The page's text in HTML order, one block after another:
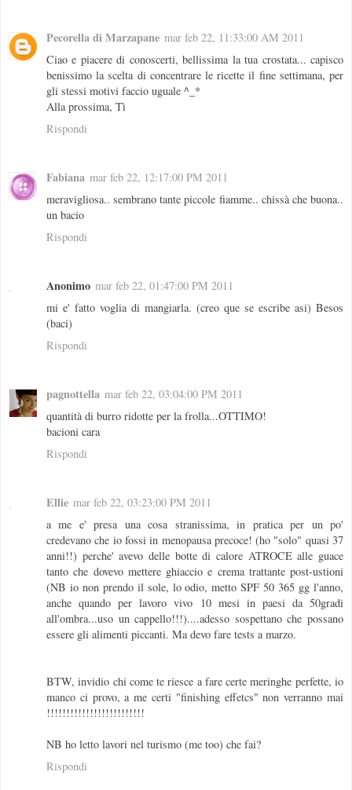
Pecorella di Marzapane mar feb 22, 11:33:00 AM 2011
Ciao e piacere di conoscerti, bellissima la tua crostata... capisco
benissimo la scelta di concentrare le ricette il fine settimana, per
gli stessi motivi faccio uguale ^_*
Alla prossima, Tì
Rispondi
Fabiana mar feb 22, 12:17:00 PM 2011
meravigliosa.. sembrano tante piccole fiamme.. chissà che buona..
un bacio
Rispondi
Anonimo mar feb 22, 01:47:00 PM 2011
mi e' fatto voglia di mangiarla. (creo que se escribe asi) Besos
(baci)
Rispondi
pagnottella mar feb 22, 03:04:00 PM 2011
quantità di burro ridotte per la frolla...OTTIMO!
bacioni cara
Rispondi
Ellie mar feb 22, 03:23:00 PM 2011
a me e' presa una cosa stranissima, in pratica per un po'
credevano che io fossi in menopausa precoce! (ho "solo" quasi 37
anni!!) perche' avevo delle botte di calore ATROCE alle guace
tanto che dovevo mettere ghiaccio e crema trattante post-ustioni
(NB io non prendo il sole, lo odio, metto SPF 50 365 gg l'anno,
anche quando per lavoro vivo 10 mesi in paesi da 50gradi
all'ombra...uso un cappello!!!)....adesso sospettano che possano
essere gli alimenti piccanti. Ma devo fare tests a marzo.
BTW, invidio chi come te riesce a fare certe meringhe perfette, io
manco ci provo, a me certi "finishing effetcs" non verranno mai
!!!!!!!!!!!!!!!!!!!!!!!!!
NB ho letto lavori nel turismo (me too) che fai?
Rispondi